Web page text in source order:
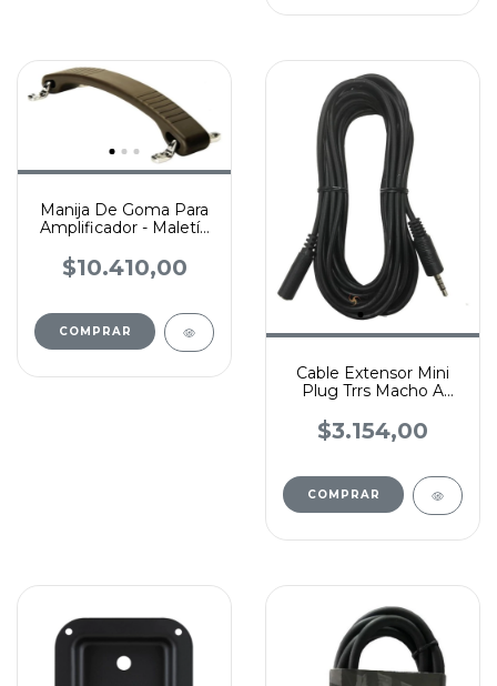
Manija De Goma Para
Amplificador - Maletín
$10.410,00
Cable Extensor Mini
Plug Trrs Macho A
Mts
$3.154,00